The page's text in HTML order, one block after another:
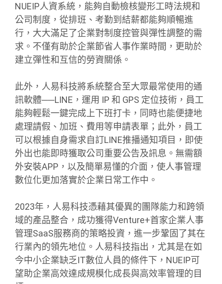
NUEIP人資系統，能夠自動檢核變形工時法規和
公司制度，從排班、考勤到結薪都能夠順暢進
行，大大滿足了企業對制度控管與彈性調整的需
求。不僅有助於企業節省人事作業時間，更助於
建立彈性和互信的勞資關係。
此外，人易科技將系統整合至大眾最常使用的通
訊軟體──LINE，運用 IP 和 GPS 定位技術，員工
能夠輕鬆一鍵完成上下班打卡，同時也能便捷地
處理請假、加班、費用等申請表單；此外，員工
可以根據自身需求自訂LINE推播通知項目，即使
外出也能即時獲取公司重要公告及訊息。無需額
外安裝APP，以及簡單易懂的介面，使人事管理
數位化更加落實於企業日常工作中。
2023年，人易科技憑藉其優異的團隊能力和跨領
域的產品整合，成功獲得Venture+首家企業人事
管理SaaS服務商的策略投資，進一步鞏固了其在
行業內的領先地位。人易科技指出，尤其是在如
今中小企業缺乏IT數位人員的條件下，NUEIP可
望助企業高效達成規模化成長與高效率管理的目